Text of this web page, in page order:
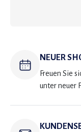
NEUER
Freuen Sie
unter neuer